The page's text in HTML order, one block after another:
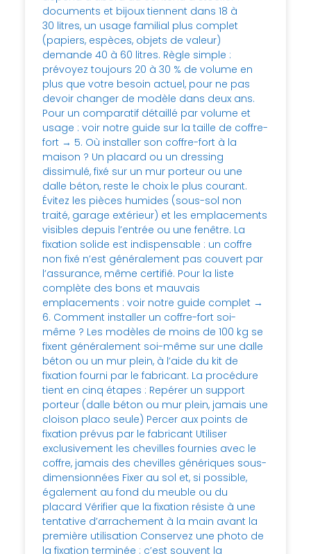
documents et bijoux tiennent dans 18 à
30 litres, un usage familial plus complet
(papiers, espèces, objets de valeur)
demande 40 à 60 litres. Règle simple :
prévoyez toujours 20 à 30 % de volume en
plus que votre besoin actuel, pour ne pas
devoir changer de modèle dans deux ans.
Pour un comparatif détaillé par volume et
usage : voir notre guide sur la taille de coffre-
fort → 5. Où installer son coffre-fort à la
maison ? Un placard ou un dressing
dissimulé, fixé sur un mur porteur ou une
dalle béton, reste le choix le plus courant.
Évitez les pièces humides (sous-sol non
traité, garage extérieur) et les emplacements
visibles depuis l’entrée ou une fenêtre. La
fixation solide est indispensable : un coffre
non fixé n’est généralement pas couvert par
l’assurance, même certifié. Pour la liste
complète des bons et mauvais
emplacements : voir notre guide complet →
6. Comment installer un coffre-fort soi-
même ? Les modèles de moins de 100 kg se
fixent généralement soi-même sur une dalle
béton ou un mur plein, à l’aide du kit de
fixation fourni par le fabricant. La procédure
tient en cinq étapes : Repérer un support
porteur (dalle béton ou mur plein, jamais une
cloison placo seule) Percer aux points de
fixation prévus par le fabricant Utiliser
exclusivement les chevilles fournies avec le
coffre, jamais des chevilles génériques sous-
dimensionnées Fixer au sol et, si possible,
également au fond du meuble ou du
placard Vérifier que la fixation résiste à une
tentative d’arrachement à la main avant la
première utilisation Conservez une photo de
la fixation terminée : c’est souvent la